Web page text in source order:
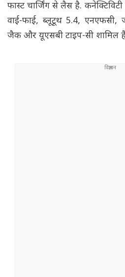
फास्ट चार्जिंग से लैस है.
वाई-फाई, ब्लूटूथ 5.4, एनएफसी,
जैक और यूएसबी टाइप-सी शामिल